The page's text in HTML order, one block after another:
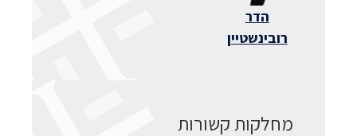
הדר
רובינשטיין
מחלקות קשורות